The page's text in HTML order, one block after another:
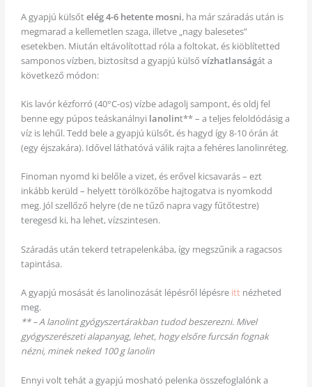
A gyapjú külsőtelég 4-6 hetente mosni, ha már száradás után is
megmarad a kellemetlen szaga, illetve „nagy balesetes”
esetekben. Miután eltávolítottad róla a foltokat, és kiöblítetted
samponos vízben, biztosítsd a gyapjú külső vízhatlanságát a
következő módon:
Kis lavór kézforró (40°C-os) vízbe adagolj sampont, és oldj fel
benne egy púpos teáskanálnyi lanolint** – a teljes feloldódásig a
víz is lehűl. Tedd bele a gyapjú külsőt, és hagyd így 8-10 órán át
(egy éjszakára). Idővel láthatóvá válik rajta a fehéres lanolinréteg.
Finoman nyomd ki belőle a vizet, és erővel kicsavarás – ezt
inkább kerüld – helyett törölközőbe hajtogatva is nyomkodd
meg. Jól szellőző helyre (de ne tűző napra vagy fűtőtestre)
teregesd ki, ha lehet, vízszintesen.
Száradás után tekerd tetrapelenkába, így megszűnik a ragacsos
tapintása.
A gyapjú mosását és lanolinozását lépésről lépésre ittnézheted
meg.
** – A lanolint gyógyszertárakban tudod beszerezni. Mivel
gyógyszerészeti alapanyag, lehet, hogy elsőre furcsán fognak
nézni, minek neked 100 g lanolin
Ennyi volt tehát a gyapjú mosható pelenka összefoglalónk a